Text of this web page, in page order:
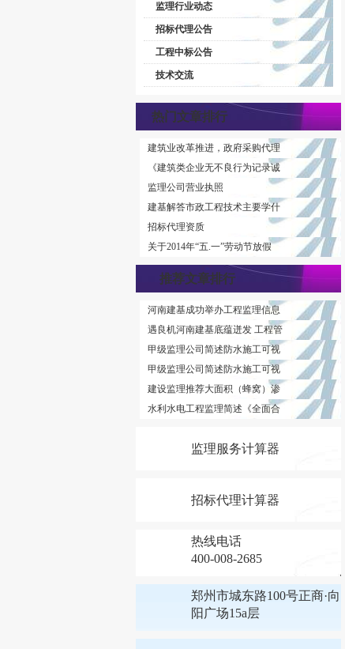
监理行业动态
招标代理公告
工程中标公告
技术交流
热门文章排行
建筑业改革推进，政府采购代理
《建筑类企业无不良行为记录诚
监理公司营业执照
建基解答市政工程技术主要学什
招标代理资质
关于2014年“五.一”劳动节放假
推荐文章排行
河南建基成功举办工程监理信息
遇良机河南建基底蕴迸发 工程管
甲级监理公司简述防水施工可视
甲级监理公司简述防水施工可视
建设监理推荐大面积（蜂窝）渗
水利水电工程监理简述《全面合
监理服务计算器
招标代理计算器
热线电话
400-008-2685
郑州市城东路100号正商·向
阳广场15a层